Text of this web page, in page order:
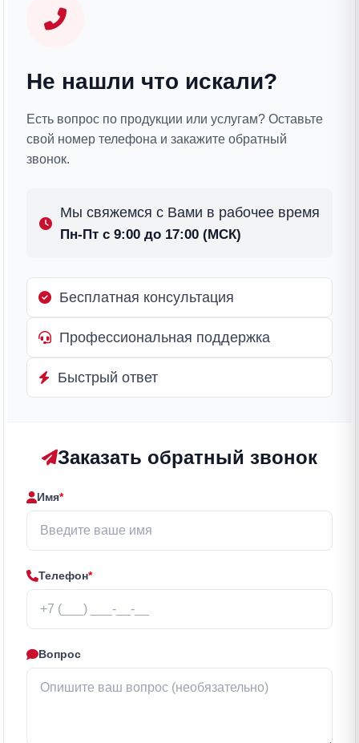
Не нашли что искали?
Есть вопрос по продукции или услугам? Оставьте
свой номер телефона и закажите обратный
звонок.
Мы свяжемся с Вами в рабочее время
Пн-Пт с 9:00 до 17:00 (МСК)
Бесплатная консультация
Профессиональная поддержка
Быстрый ответ
Заказать обратный звонок
Имя*
Телефон*
Вопрос